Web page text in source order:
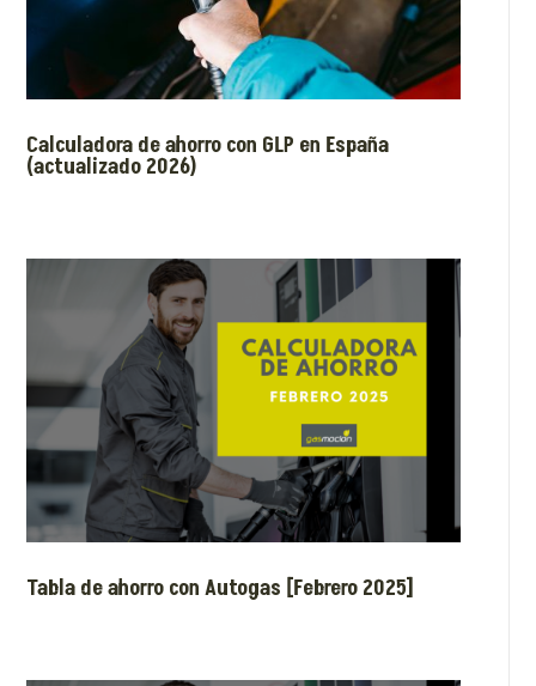
Calculadora de ahorro con GLP en España
(actualizado 2026)
Tabla de ahorro con Autogas [Febrero 2025]